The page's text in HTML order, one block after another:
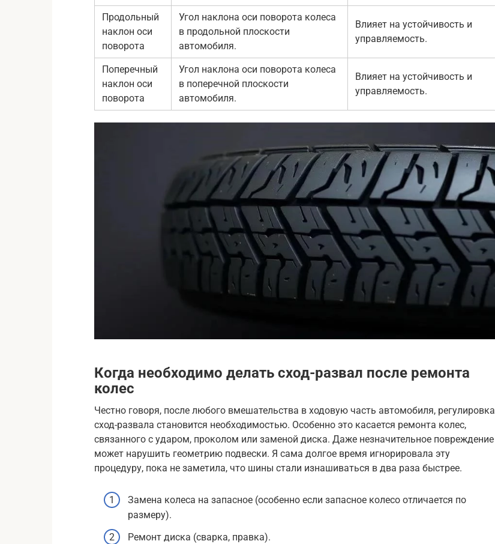
Продольный
наклон оси
поворота
Угол наклона оси поворота колеса
в продольной плоскости
автомобиля.
Влияет на устойчивость и
управляемость.
Поперечный
наклон оси
поворота
Угол наклона оси поворота колеса
в поперечной плоскости
автомобиля.
Влияет на устойчивость и
управляемость.
Когда необходимо делать сход-развал после ремонта
колес
Честно говоря, после любого вмешательства в ходовую часть автомобиля, регулировка
сход-развала становится необходимостью. Особенно это касается ремонта колес,
связанного с ударом, проколом или заменой диска. Даже незначительное повреждение
может нарушить геометрию подвески. Я сама долгое время игнорировала эту
процедуру, пока не заметила, что шины стали изнашиваться в два раза быстрее.
Замена колеса на запасное (особенно если запасное колесо отличается по
размеру).
Ремонт диска (сварка, правка).